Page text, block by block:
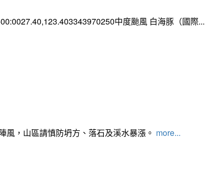
中度颱風 白海豚（國際...
，山區請慎防坍方、落石及溪水暴漲。 more...